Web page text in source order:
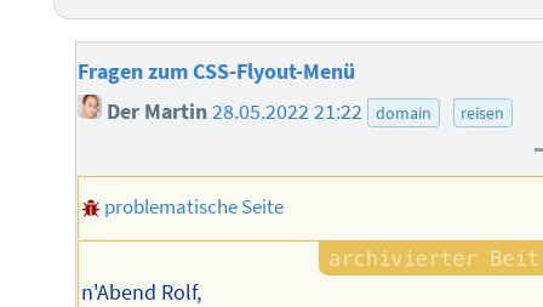
Fragen zum CSS-Flyout-Menü
Der Martin28.05.2022 21:22 domain reisen
problematische Seite
n'Abend Rolf,